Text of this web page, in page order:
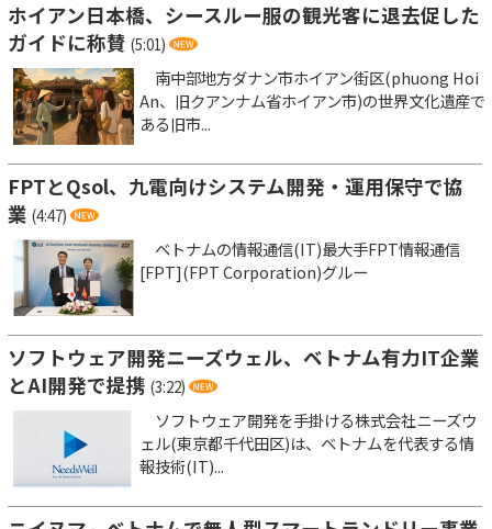
ホイアン日本橋、シースルー服の観光客に退去促した
ガイドに称賛 (5:01)
南中部地方ダナン市ホイアン街区(phuong Hoi
An、旧クアンナム省ホイアン市)の世界文化遺産で
ある旧市...
FPTとQsol、九電向けシステム開発・運用保守で協
業 (4:47)
ベトナムの情報通信(IT)最大手FPT情報通信
[FPT](FPT Corporation)グルー
ソフトウェア開発ニーズウェル、ベトナム有力IT企業
とAI開発で提携 (3:22)
ソフトウェア開発を手掛ける株式会社ニーズウ
ェル(東京都千代田区)は、ベトナムを代表する情
報技術(IT)...